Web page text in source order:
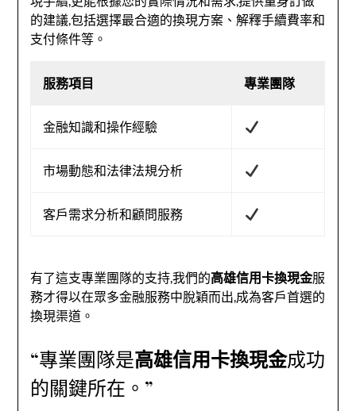
的建議,包括選擇最合適的換現方案、解釋手續費率和
支付條件等。
服務項目 專業團隊
金融知識和操作經驗
市場動態和法律法規分析
客戶需求分析和顧問服務
有了這支專業團隊的支持,我們的高雄信用卡換現金服
務才得以在眾多金融服務中脫穎而出,成為客戶首選的
換現渠道。
“專業團隊是高雄信用卡換現金成功
的關鍵所在。”